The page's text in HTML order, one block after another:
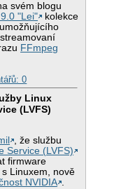
svém blogu
"Lei"
kolekce
FFmpeg
0
Linux
(LVFS)
, že službu
Service (LVFS)
firmware
Linuxem, nově
NVIDIA .